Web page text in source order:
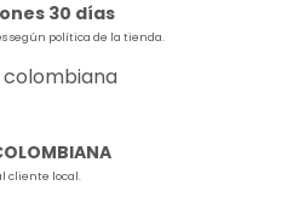
30 días
según política de la tienda.
cliente local.